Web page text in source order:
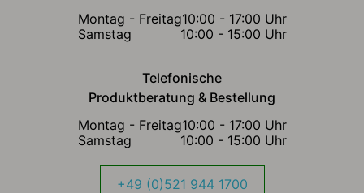
Montag - Freitag10:00 - 17:00 Uhr
Samstag
10:00 - 15:00 Uhr
Telefonische
Produktberatung & Bestellung
Montag - Freitag10:00 - 17:00 Uhr
Samstag
10:00 - 15:00 Uhr
+49 (0)521 944 1700